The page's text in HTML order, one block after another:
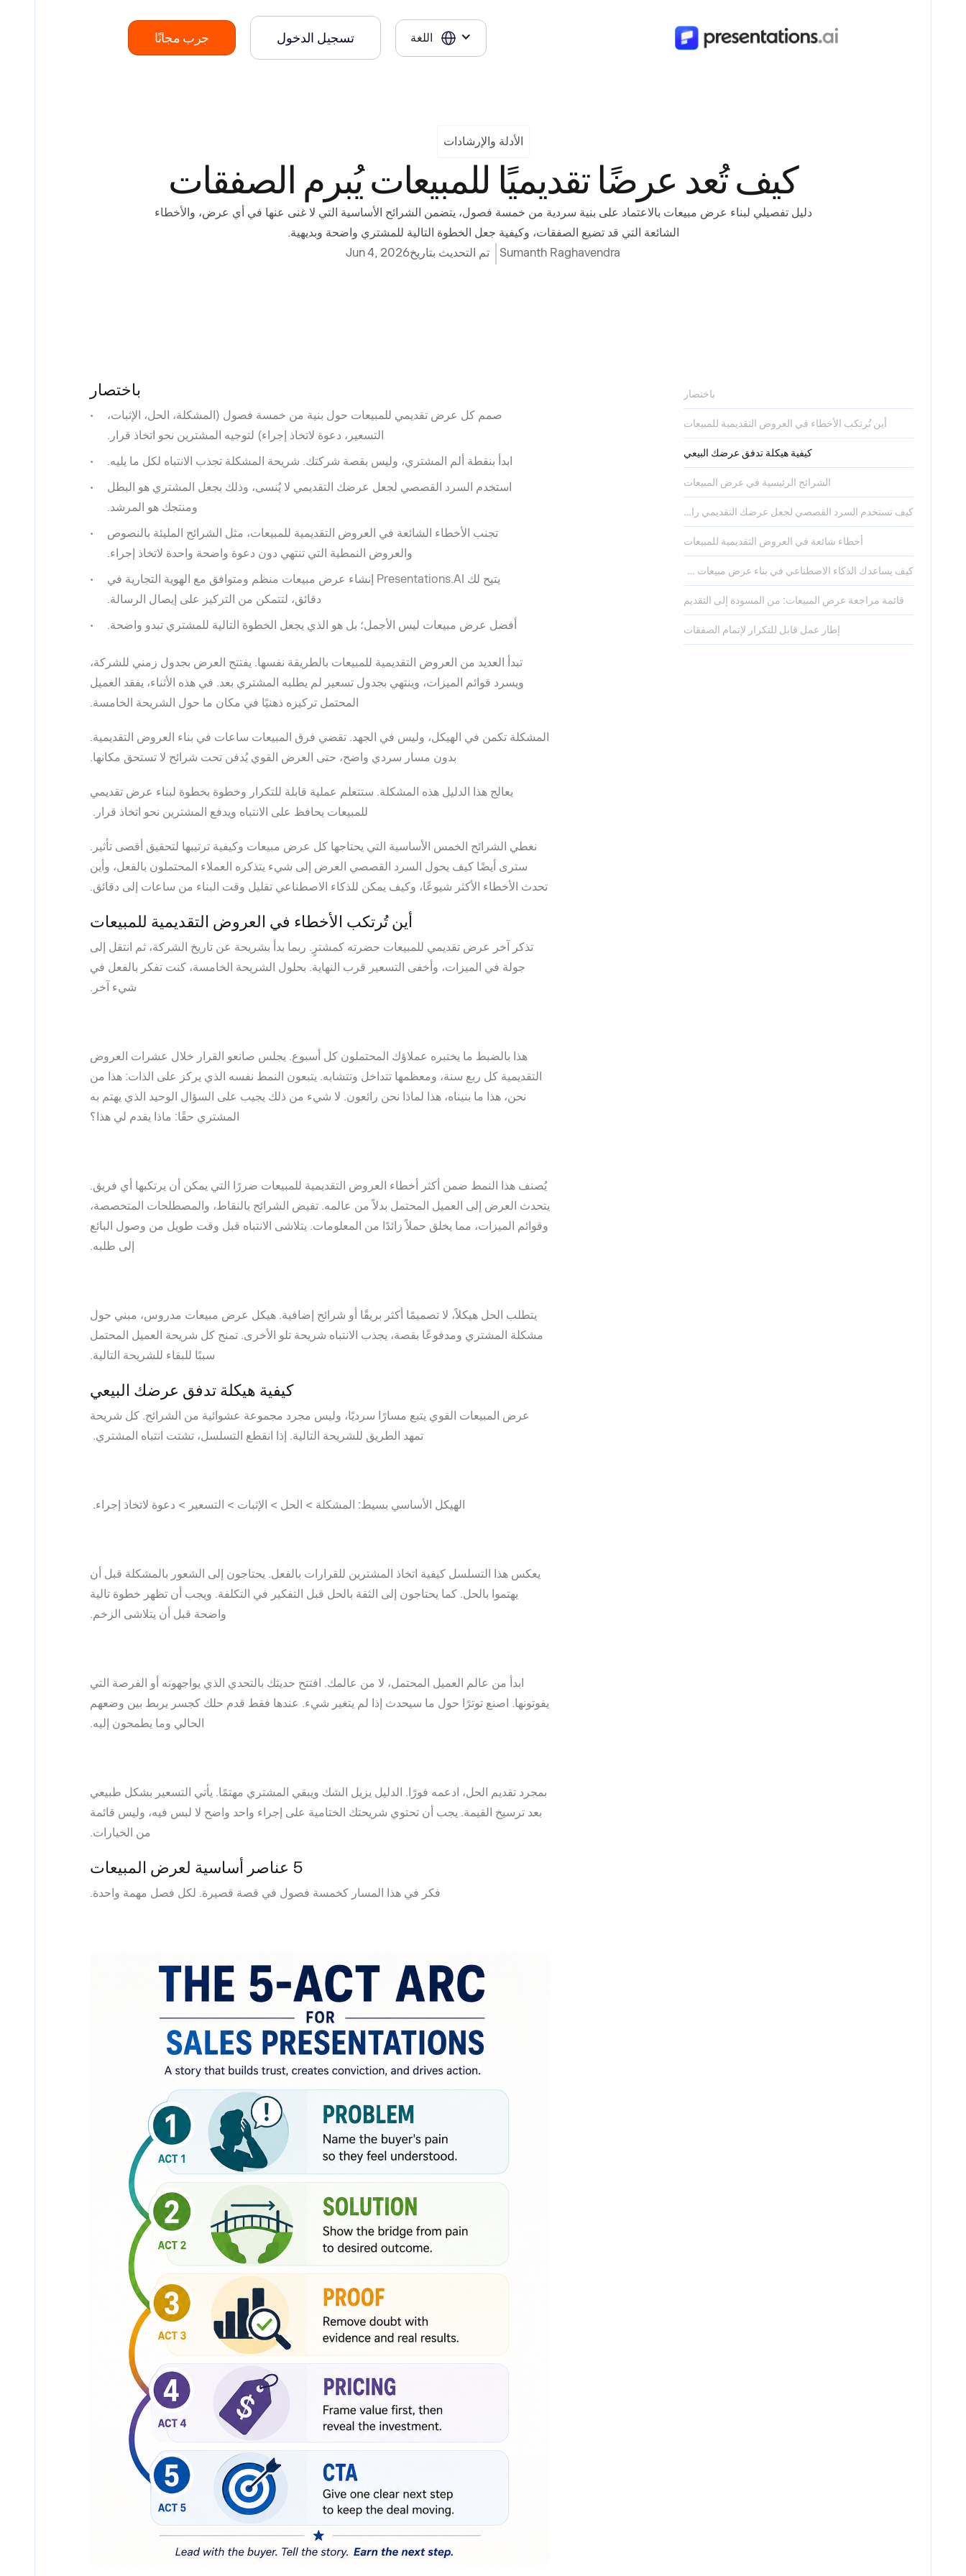
اللغة تسجيل الدخول جرب مجانًا
الأدلة والإرشادات
كيف تُعد عرضًا تقديميًا للمبيعات يُبرم الصفقات
دليل تفصيلي لبناء عرض مبيعات بالاعتماد على بنية سردية من خمسة فصول، يتضمن الشرائح الأساسية التي لا غنى عنها في أي عرض، والأخطاء
الشائعة التي قد تضيع الصفقات، وكيفية جعل الخطوة التالية للمشتري واضحة وبديهية.
Sumanth Raghavendra
تم التحديث بتاريخJun 4, 2026
باختصار
أين تُرتكب الأخطاء في العروض التقديمية للمبيعات
كيفية هيكلة تدفق عرضك البيعي
الشرائح الرئيسية في عرض المبيعات
أخطاء شائعة في العروض التقديمية للمبيعات
قائمة مراجعة عرض المبيعات: من المسودة إلى التقديم
إطار عمل قابل للتكرار لإتمام الصفقات
باختصار
صمم كل عرض تقديمي للمبيعات حول بنية من خمسة فصول (المشكلة، الحل، الإثبات،
التسعير، دعوة لاتخاذ إجراء) لتوجيه المشترين نحو اتخاذ قرار.
ابدأ بنقطة ألم المشتري، وليس بقصة شركتك. شريحة المشكلة تجذب الانتباه لكل ما يليه.
استخدم السرد القصصي لجعل عرضك التقديمي لا يُنسى، وذلك بجعل المشتري هو البطل
ومنتجك هو المرشد.
تجنب الأخطاء الشائعة في العروض التقديمية للمبيعات، مثل الشرائح المليئة بالنصوص
والعروض النمطية التي تنتهي دون دعوة واضحة واحدة لاتخاذ إجراء.
يتيح لك Presentations.AI إنشاء عرض مبيعات منظم ومتوافق مع الهوية التجارية في
دقائق، لتتمكن من التركيز على إيصال الرسالة.
أفضل عرض مبيعات ليس الأجمل؛ بل هو الذي يجعل الخطوة التالية للمشتري تبدو واضحة.
تبدأ العديد من العروض التقديمية للمبيعات بالطريقة نفسها. يفتتح العرض بجدول زمني للشركة،
ويسرد قوائم الميزات، وينتهي بجدول تسعير لم يطلبه المشتري بعد. في هذه الأثناء، يفقد العميل
المحتمل تركيزه ذهنيًا في مكان ما حول الشريحة الخامسة.
المشكلة تكمن في الهيكل، وليس في الجهد. تقضي فرق المبيعات ساعات في بناء العروض التقديمية.
بدون مسار سردي واضح، حتى العرض القوي يُدفن تحت شرائح لا تستحق مكانها.
يعالج هذا الدليل هذه المشكلة. ستتعلم عملية قابلة للتكرار وخطوة بخطوة لبناء عرض تقديمي
للمبيعات يحافظ على الانتباه ويدفع المشترين نحو اتخاذ قرار.
نغطي الشرائح الخمس الأساسية التي يحتاجها كل عرض مبيعات وكيفية ترتيبها لتحقيق أقصى تأثير.
سترى أيضًا كيف يحول السرد القصصي العرض إلى شيء يتذكره العملاء المحتملون بالفعل، وأين
تحدث الأخطاء الأكثر شيوعًا، وكيف يمكن للذكاء الاصطناعي تقليل وقت البناء من ساعات إلى دقائق.
أين تُرتكب الأخطاء في العروض التقديمية للمبيعات
تذكر آخر عرض تقديمي للمبيعات حضرته كمشترٍ. ربما بدأ بشريحة عن تاريخ الشركة، ثم انتقل إلى
جولة في الميزات، وأخفى التسعير قرب النهاية. بحلول الشريحة الخامسة، كنت تفكر بالفعل في
شيء آخر.
هذا بالضبط ما يختبره عملاؤك المحتملون كل أسبوع. يجلس صانعو القرار خلال عشرات العروض
التقديمية كل ربع سنة، ومعظمها تتداخل وتتشابه. يتبعون النمط نفسه الذي يركز على الذات: هذا من
نحن، هذا ما بنيناه، هذا لماذا نحن رائعون. لا شيء من ذلك يجيب على السؤال الوحيد الذي يهتم به
المشتري حقًا: ماذا يقدم لي هذا؟
يُصنف هذا النمط ضمن أكثر أخطاء العروض التقديمية للمبيعات ضررًا التي يمكن أن يرتكبها أي فريق.
يتحدث العرض إلى العميل المحتمل بدلاً من عالمه. تفيض الشرائح بالنقاط، والمصطلحات المتخصصة،
وقوائم الميزات، مما يخلق حملاً زائدًا من المعلومات. يتلاشى الانتباه قبل وقت طويل من وصول البائع
إلى طلبه.
يتطلب الحل هيكلاً، لا تصميمًا أكثر بريقًا أو شرائح إضافية. هيكل عرض مبيعات مدروس، مبني حول
مشكلة المشتري ومدفوعًا بقصة، يجذب الانتباه شريحة تلو الأخرى. تمنح كل شريحة العميل المحتمل
سببًا للبقاء للشريحة التالية.
كيفية هيكلة تدفق عرضك البيعي
عرض المبيعات القوي يتبع مسارًا سرديًا، وليس مجرد مجموعة عشوائية من الشرائح. كل شريحة
تمهد الطريق للشريحة التالية. إذا انقطع التسلسل، تشتت انتباه المشتري.
الهيكل الأساسي بسيط: المشكلة > الحل > الإثبات > التسعير > دعوة لاتخاذ إجراء.
يعكس هذا التسلسل كيفية اتخاذ المشترين للقرارات بالفعل. يحتاجون إلى الشعور بالمشكلة قبل أن
يهتموا بالحل. كما يحتاجون إلى الثقة بالحل قبل التفكير في التكلفة. ويجب أن تظهر خطوة تالية
واضحة قبل أن يتلاشى الزخم.
ابدأ من عالم العميل المحتمل، لا من عالمك. افتتح حديثك بالتحدي الذي يواجهونه أو الفرصة التي
يفوتونها. اصنع توترًا حول ما سيحدث إذا لم يتغير شيء. عندها فقط قدم حلك كجسر يربط بين وضعهم
الحالي وما يطمحون إليه.
بمجرد تقديم الحل، ادعمه فورًا. الدليل يزيل الشك ويبقي المشتري مهتمًا. يأتي التسعير بشكل طبيعي
بعد ترسيخ القيمة. يجب أن تحتوي شريحتك الختامية على إجراء واحد واضح لا لبس فيه، وليس قائمة
من الخيارات.
5 عناصر أساسية لعرض المبيعات
فكر في هذا المسار كخمسة فصول في قصة قصيرة. لكل فصل مهمة واحدة.